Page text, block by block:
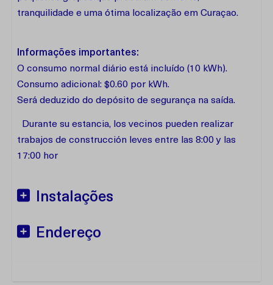
tranquilidade e uma ótima localização em Curaçao.
Informações importantes:
O consumo normal diário está incluído (10 kWh).
Consumo adicional: $0.60 por kWh.
Será deduzido do depósito de segurança na saída.
Durante su estancia, los vecinos pueden realizar
trabajos de construcción leves entre las 8:00 y las
17:00 hor
Instalações
Endereço